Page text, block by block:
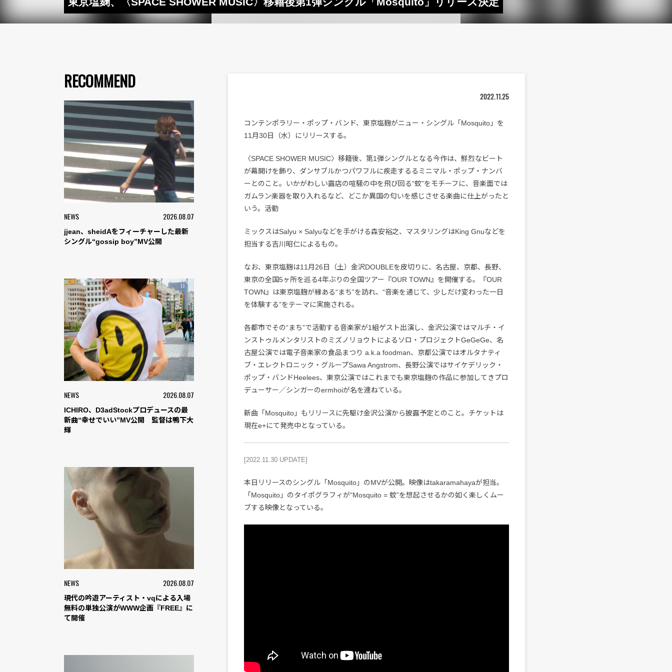
RECOMMEND
NEWS 2026.08.07
jjean、sheidAをフィーチャーした最新
シングル“gossip boy”MV公開
NEWS 2026.08.07
ICHIRO、D3adStockプロデュースの最
新曲“幸せでいい”MV公開 監督は鴨下大
輝
NEWS 2026.08.07
現代の吟遊アーティスト・vqによる入場
無料の単独公演がWWW企画『FREE』に
て開催
2022.11.25
コンテンポラリー・ポップ・バンド、東京塩麹がニュー・シングル「Mosquito」を
11月30日（水）にリリースする。
〈SPACE SHOWER MUSIC〉移籍後、第1弾シングルとなる今作は、鮮烈なビート
が幕開けを飾り、ダンサブルかつパワフルに疾走するるミニマル・ポップ・ナンバ
ーとのこと。いかがわしい露店の喧騒の中を飛び回る“蚊”をモチーフに、音楽面では
ガムラン楽器を取り入れるなど、どこか異国の匂いを感じさせる楽曲に仕上がったと
いう。活動
ミックスはSalyu × Salyuなどを手がける森安裕之、マスタリングはKing Gnuなどを
担当する吉川昭仁によるもの。
なお、東京塩麹は11月26日（土）金沢DOUBLEを皮切りに、名古屋、京都、長野、
東京の全国5ヶ所を巡る4年ぶりの全国ツアー『OUR TOWN』を開催する。『OUR
TOWN』は東京塩麹が縁ある“まち”を訪れ、“音楽を通じて、少しだけ変わった一日
を体験する”をテーマに実施される。
各都市でその“まち”で活動する音楽家が1組ゲスト出演し、金沢公演ではマルチ・イ
ンストゥルメンタリストのミズノリョウトによるソロ・プロジェクトGeGeGe、名
古屋公演では電子音楽家の食品まつり a.k.a foodman、京都公演ではオルタナティ
ブ・エレクトロニック・グループSawa Angstrom、長野公演ではサイケデリック・
ポップ・バンドHeelees、東京公演ではこれまでも東京塩麹の作品に参加してきプロ
デューサー／シンガーのermhoiが名を連ねている。
新曲「Mosquito」もリリースに先駆け金沢公演から披露予定とのこと。チケットは
現在e+にて発売中となっている。
[2022.11.30 UPDATE]
本日リリースのシングル「Mosquito」のMVが公開。映像はtakaramahayaが担当。
「Mosquito」のタイポグラフィが“Mosquito = 蚊”を想起させるかの如く楽しくムー
ブする映像となっている。